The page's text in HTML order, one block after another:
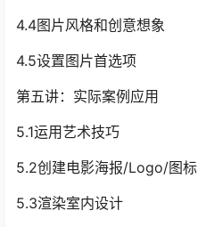
4.4图片风格和创意想象
4.5设置图片首选项
第五讲：实际案例应用
5.1运用艺术技巧
5.2创建电影海报/Logo/图标
5.3渲染室内设计